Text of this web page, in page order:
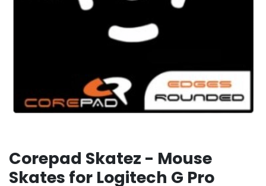
Corepad Skatez - Mouse
Skates for Logitech G Pro